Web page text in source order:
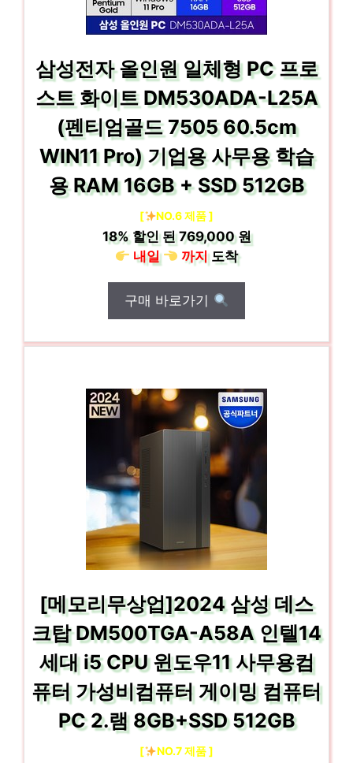
삼성전자 올인원 일체형 PC 프로
스트 화이트 DM530ADA-L25A
(펜티엄골드 7505 60.5cm
WIN11 Pro) 기업용 사무용 학습
용 RAM 16GB + SSD 512GB
[ NO.6 제품 ]
18%할인 된769,000 원
내일
까지도착
구매 바로가기
[메모리무상업]2024 삼성 데스
크탑 DM500TGA-A58A 인텔14
세대 i5 CPU 윈도우11 사무용컴
퓨터 가성비컴퓨터 게이밍 컴퓨터
PC 2.램 8GB+SSD 512GB
[ NO.7 제품 ]